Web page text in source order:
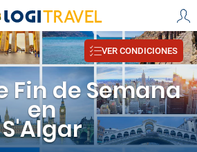
Fin de Semana
en
S'Algar
VER CONDICIONES